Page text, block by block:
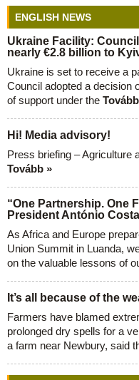
ENGLISH NEWS
Ukraine Facility:
nearly €2.8 billion to
Ukraine is set to receive a
Council adopted a decision
of support under the
Hi! Media advisory!
Press briefing – Agriculture
Tovább »
“One Partnership. One
President António Costa
As Africa and Europe
Union Summit in Luanda,
on the valuable lessons of
It’s all because of the
Farmers have blamed
prolonged dry spells for a
a farm near Newbury, said